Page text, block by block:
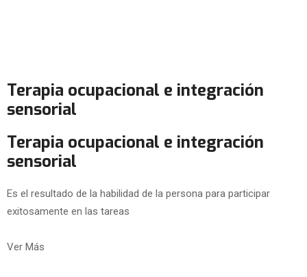
Terapia ocupacional e integración
sensorial
Terapia ocupacional e integración
sensorial
Es el resultado de la habilidad de la persona para participar
exitosamente en las tareas
Ver Más